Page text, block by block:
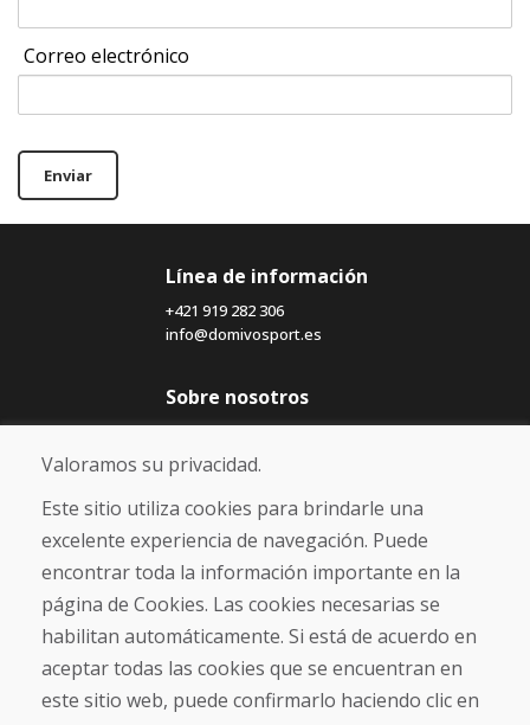
Correo electrónico
Enviar
Línea de información
+421 919 282 306
info@domivosport.es
Sobre nosotros
Blog
Sobre nosotros
Comercio
Contacto
Compra
Tienda electrónica
Envío y pago
NORMAS DE RECLAMACIÓN
Devolución y cambio de mercancías
Política de privacidad
Valoramos su privacidad.
Este sitio utiliza cookies para brindarle una
excelente experiencia de navegación. Puede
encontrar toda la información importante en la
página de Cookies. Las cookies necesarias se
habilitan automáticamente. Si está de acuerdo en
aceptar todas las cookies que se encuentran en
este sitio web, puede confirmarlo haciendo clic en